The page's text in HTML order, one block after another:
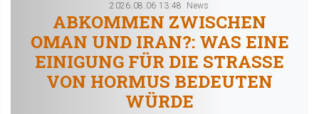
2026.08.06 13:48 News
ABKOMMEN ZWISCHEN
OMAN UND IRAN?: WAS EINE
EINIGUNG FÜR DIE STRASSE V
ON HORMUS BEDEUTEN W
ÜRDE